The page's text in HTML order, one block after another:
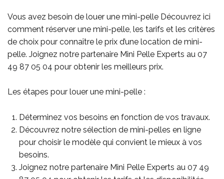
Vous avez besoin de louer une mini-pelle Découvrez ici
comment réserver une mini-pelle, les tarifs et les critères
de choix pour connaître le prix d’une location de mini-
pelle. Joignez notre partenaire Mini Pelle Experts au 07
49 87 05 04 pour obtenir les meilleurs prix.
Les étapes pour louer une mini-pelle :
Déterminez vos besoins en fonction de vos travaux.
Découvrez notre sélection de mini-pelles en ligne
pour choisir le modèle qui convient le mieux à vos
besoins.
Joignez notre partenaire Mini Pelle Experts au 07 49